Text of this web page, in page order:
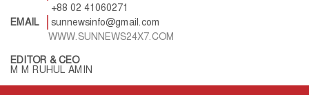
+88 02 41060271
EMAIL
sunnewsinfo@gmail.com
WWW.SUNNEWS24X7.COM
EDITOR & CEO
M M RUHUL AMIN